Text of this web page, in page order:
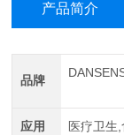
产品简介
品牌
应用
医疗卫生,